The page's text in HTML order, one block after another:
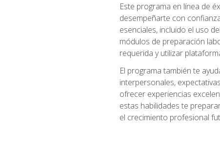
Este programa en línea de
desempeñarte con
esenciales, incluido el uso
módulos de preparación
requerida y utilizar
El programa también te
interpersonales,
ofrecer experiencias
estas habilidades te
el crecimiento profesional